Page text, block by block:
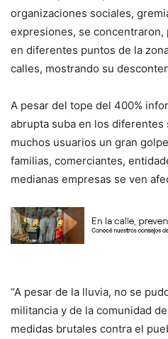
organizaciones sociales,
expresiones, se concentraron,
en diferentes puntos de la
calles, mostrando su
A pesar del tope del 400%
abrupta suba en los
muchos usuarios un gran
familias, comerciantes,
medianas empresas se ven
“A pesar de la lluvia, no se
militancia y de la comunidad
medidas brutales contra el